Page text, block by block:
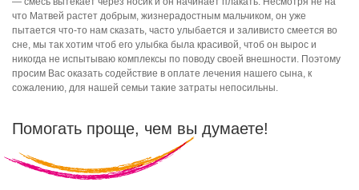
что Матвей растет добрым, жизнерадостным мальчиком, он уже
пытается что-то нам сказать, часто улыбается и заливисто смеется во
сне, мы так хотим чтоб его улыбка была красивой, чтоб он вырос и
никогда не испытываю комплексы по поводу своей внешности. Поэтому
просим Вас оказать содействие в оплате лечения нашего сына, к
сожалению, для нашей семьи такие затраты непосильны.
Помогать проще, чем вы думаете!